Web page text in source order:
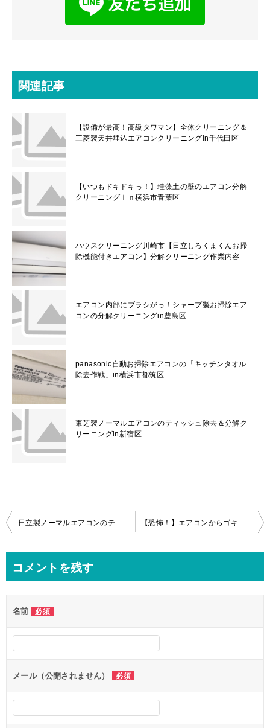
関連記事
【設備が最高！高級タワマン】全体クリーニング＆
三菱製天井埋込エアコンクリーニングin千代田区
【いつもドキドキっ！】珪藻土の壁のエアコン分解
クリーニングｉｎ横浜市青葉区
ハウスクリーニング川崎市【日立しろくまくんお掃
除機能付きエアコン】分解クリーニング作業内容
エアコン内部にブラシがっ！シャープ製お掃除エア
コンの分解クリーニングin豊島区
panasonic自動お掃除エアコンの「キッチンタオル
除去作戦」in横浜市都筑区
東芝製ノーマルエアコンのティッシュ除去＆分解ク
リーニングin新宿区
投
ビ
ー
シ
ョ
ン
コメントを残す
名前 必須
メール（公開されません） 必須